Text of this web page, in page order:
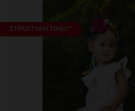
ΣΤΡΟΓΓΥΛΗ ΤΙΜΗ**